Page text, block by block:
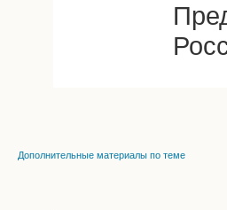
Дополнительные материалы по теме